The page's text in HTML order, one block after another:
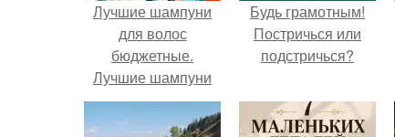
Лучшие шампуни
для волос
бюджетные.
Лучшие шампуни
для тонких жирных
волос
Будь грамотным!
Постричься или
подстричься?